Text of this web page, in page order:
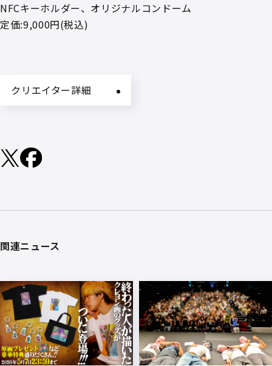
NFCキーホルダー、オリジナルコンドーム
定価:9,000円(税込)
クリエイター詳細
関連ニュース